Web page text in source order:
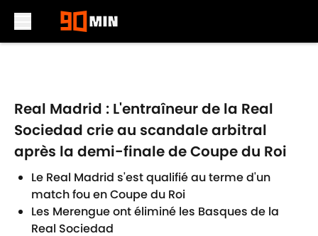
Real Madrid : L'entraîneur de la Real
Sociedad crie au scandale arbitral
après la demi-finale de Coupe du Roi
Le Real Madrid s'est qualifié au terme d'un
match fou en Coupe du Roi
Les Merengue ont éliminé les Basques de la
Real Sociedad